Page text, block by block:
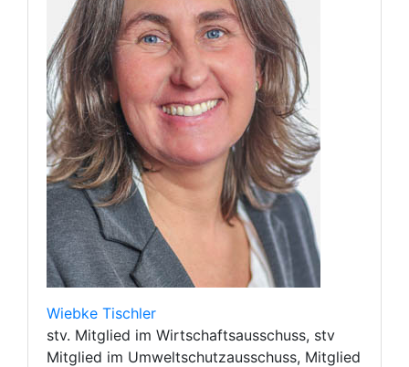
Wiebke Tischler
stv. Mitglied im Wirtschaftsausschuss, stv
Mitglied im Umweltschutzausschuss, Mitglied